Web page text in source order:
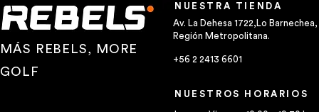
MÁS REBELS, MORE
GOLF
NUESTRA TIENDA
Av. La Dehesa 1722,Lo Barnechea,
Región Metropolitana.
+56 2 2413 6601
NUESTROS HORARIOS